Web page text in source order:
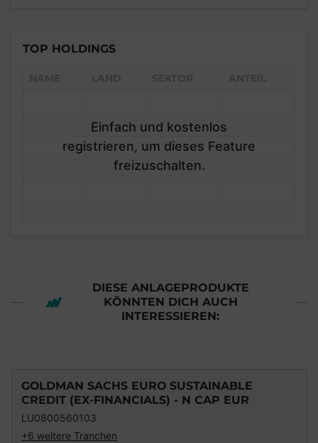
TOP HOLDINGS
Einfach und kostenlos
registrieren, um dieses Feature
freizuschalten.
DIESE ANLAGEPRODUKTE
KÖNNTEN DICH AUCH
INTERESSIEREN:
GOLDMAN SACHS EURO SUSTAINABLE
CREDIT (EX-FINANCIALS) - N CAP EUR
LU0800560103
+6 weitere Tranchen